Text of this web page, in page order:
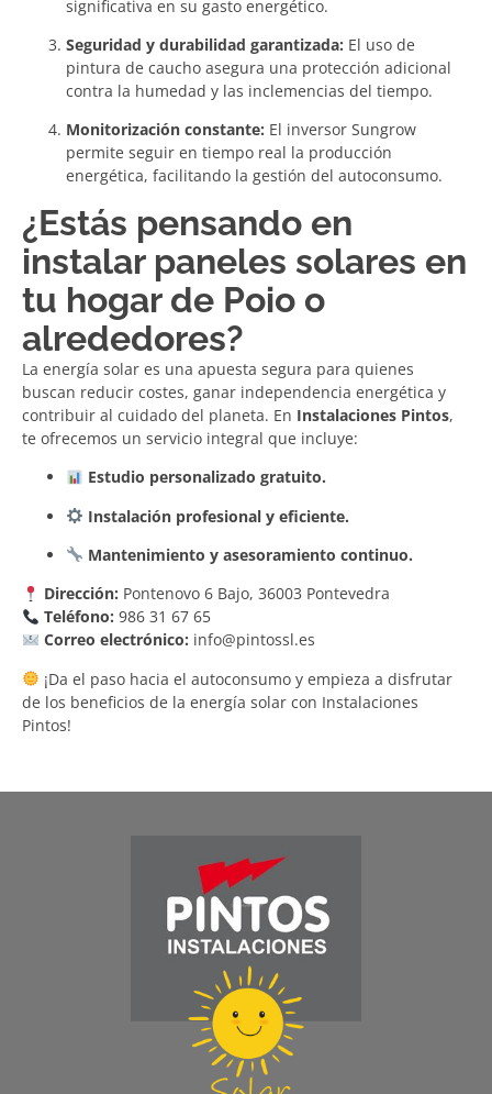
significativa en su gasto energético.
Seguridad y durabilidad garantizada: El uso de
pintura de caucho asegura una protección adicional
contra la humedad y las inclemencias del tiempo.
Monitorización constante: El inversor Sungrow
permite seguir en tiempo real la producción
energética, facilitando la gestión del autoconsumo.
¿Estás pensando en
instalar paneles solares en
tu hogar de Poio o
alrededores?
La energía solar es una apuesta segura para quienes
buscan reducir costes, ganar independencia energética y
contribuir al cuidado del planeta. En Instalaciones Pintos,
te ofrecemos un servicio integral que incluye:
Estudio personalizado gratuito.
Instalación profesional y eficiente.
Mantenimiento y asesoramiento continuo.
Dirección: Pontenovo 6 Bajo, 36003 Pontevedra
Teléfono: 986 31 67 65
Correo electrónico: info@pintossl.es
¡Da el paso hacia el autoconsumo y empieza a disfrutar
de los beneficios de la energía solar con Instalaciones
Pintos!